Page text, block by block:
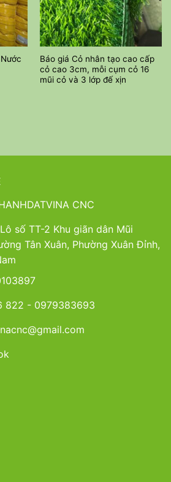
Báo giá Cỏ nhân tạo cao cấp
cỏ cao 3cm, mỗi cụm cỏ 16
mũi cỏ và 3 lớp đế xịn
CNC
số TT-2 Khu giãn dân Mũi
Tân Xuân, Phường Xuân Đỉnh,
822 - 0979383693